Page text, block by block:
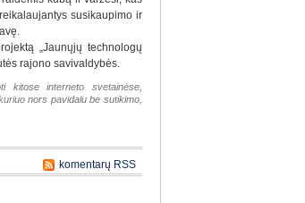
susikaupimo ir
„Jaunųjų technologų
rajono savivaldybės.
kitose interneto svetainėse,
nors pavidalu be sutikimo,
komentarų RSS